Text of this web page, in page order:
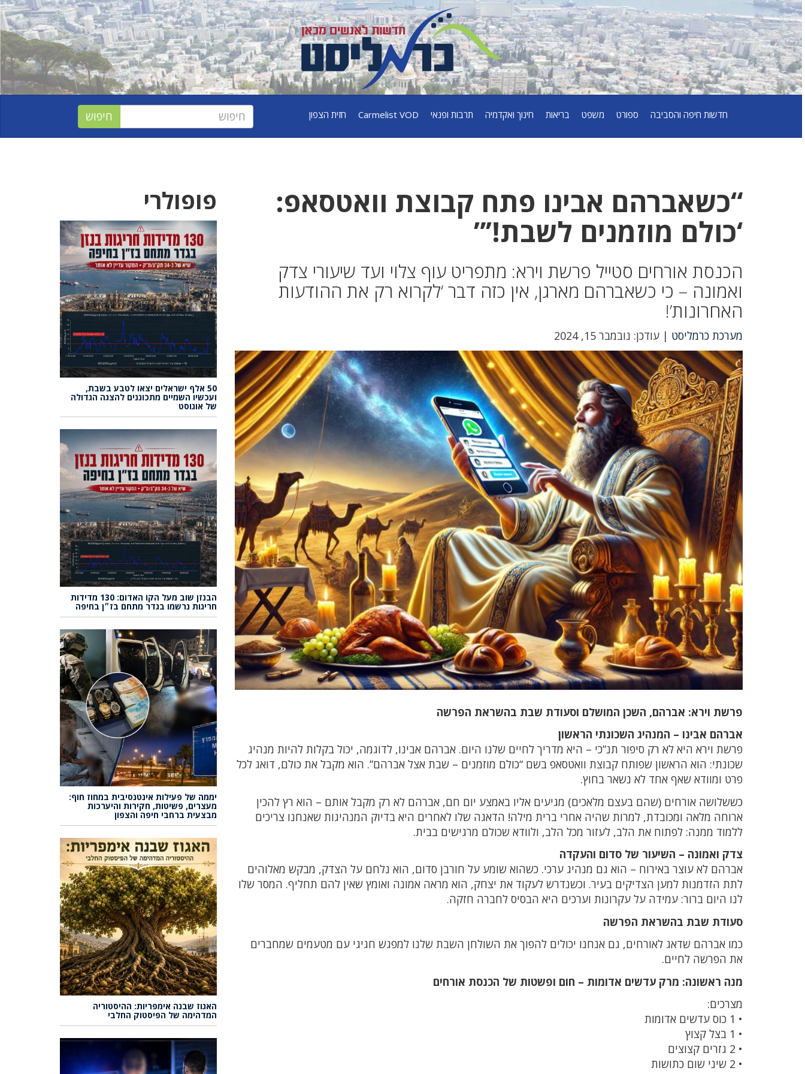
חדשות חיפה והסביבה ספורט משפט בריאות חינוך ואקדמיה תרבות ופנאי Carmelist VOD חזית הצפון
“כשאברהם אבינו פתח קבוצת וואטסאפ:
‘כולם מוזמנים לשבת!’”
הכנסת אורחים סטייל פרשת וירא: מתפריט עוף צלוי ועד שיעורי צדק
ואמונה – כי כשאברהם מארגן, אין כזה דבר ‘לקרוא רק את ההודעות
האחרונות’!
מערכת כרמליסט | עודכן: נובמבר 15, 2024
פרשת וירא: אברהם, השכן המושלם וסעודת שבת בהשראת הפרשה
אברהם אבינו – המנהיג השכונתי הראשון
פרשת וירא היא לא רק סיפור תנ”כי – היא מדריך לחיים שלנו היום. אברהם אבינו, לדוגמה, יכול בקלות להיות מנהיג
שכונתי: הוא הראשון שפותח קבוצת וואטסאפ בשם “כולם מוזמנים – שבת אצל אברהם”. הוא מקבל את כולם, דואג לכל
פרט ומוודא שאף אחד לא נשאר בחוץ.
כששלושה אורחים (שהם בעצם מלאכים) מגיעים אליו באמצע יום חם, אברהם לא רק מקבל אותם – הוא רץ להכין
ארוחה מלאה ומכובדת, למרות שהיה אחרי ברית מילה! הדאגה שלו לאחרים היא בדיוק המנהיגות שאנחנו צריכים
ללמוד ממנה: לפתוח את הלב, לעזור מכל הלב, ולוודא שכולם מרגישים בבית.
צדק ואמונה – השיעור של סדום והעקדה
אברהם לא עוצר באירוח – הוא גם מנהיג ערכי. כשהוא שומע על חורבן סדום, הוא נלחם על הצדק, מבקש מאלוהים
לתת הזדמנות למען הצדיקים בעיר. וכשנדרש לעקוד את יצחק, הוא מראה אמונה ואומץ שאין להם תחליף. המסר שלו
לנו היום ברור: עמידה על עקרונות וערכים היא הבסיס לחברה חזקה.
סעודת שבת בהשראת הפרשה
כמו אברהם שדאג לאורחים, גם אנחנו יכולים להפוך את השולחן השבת שלנו למפגש חגיגי עם מטעמים שמחברים
את הפרשה לחיים.
מנה ראשונה: מרק עדשים אדומות – חום ופשטות של הכנסת אורחים
מצרכים:
• 1 כוס עדשים אדומות
• 1 בצל קצוץ
• 2 גזרים קצוצים
• 2 שיני שום כתושות
פופולרי
50 אלף ישראלים יצאו לטבע בשבת,
ועכשיו השמיים מתכוננים להצגה הגדולה
של אוגוסט
הבנזן שוב מעל הקו האדום: 130 מדידות
חריגות נרשמו בגדר מתחם בז״ן בחיפה
יממה של פעילות אינטנסיבית במחוז חוף:
מעצרים, פשיטות, חקירות והיערכות
מבצעית ברחבי חיפה והצפון
האגוז שבנה אימפריות: ההיסטוריה
המדהימה של הפיסטוק החלבי